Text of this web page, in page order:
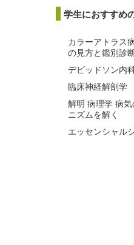
学生におすすめ
カラーアトラス
の見方と鑑別診
デビッドソン内
臨床神経解剖学
解明 病理学 病気
ニズムを解く
エッセンシャル